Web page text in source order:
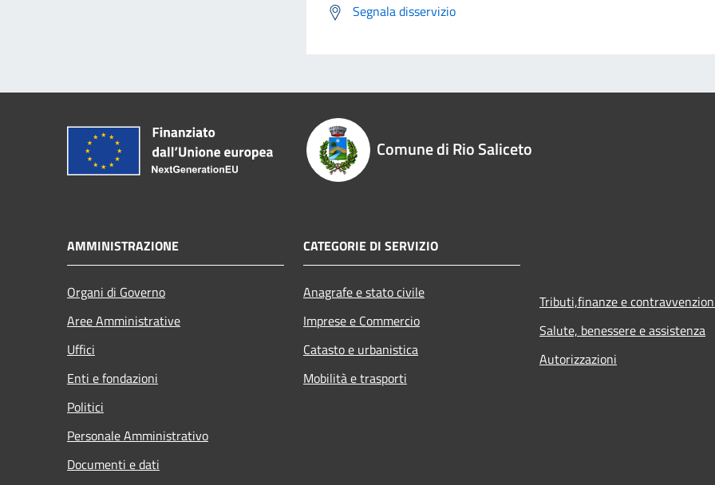
Segnala disservizio
Comune di Rio Saliceto
AMMINISTRAZIONE
Organi di Governo
Aree Amministrative
Uffici
Enti e fondazioni
Politici
Personale Amministrativo
Documenti e dati
CATEGORIE DI SERVIZIO
Anagrafe e stato civile
Imprese e Commercio
Catasto e urbanistica
Mobilità e trasporti
Tributi,finanze e
Salute, benessere e assistenza
Autorizzazioni